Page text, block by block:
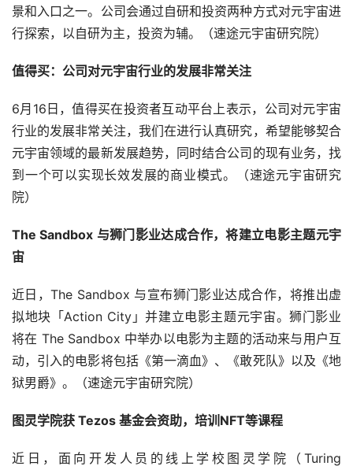
近日，苹果有关“智能指环”的新专利通过了授权。苹果公司
在授权专利中表示：“用电脑鼠标和其他输入配件来控制普
难了。在这些环境中，力反馈手套可以用来控制虚拟物体，
反馈。”
因此，该专利的20名发明家提出了一种“指环外观设备”来解
决这一痛点，他们将会在小小的指环中会塞入力传感器、超
称：“当用户正在AR、VR环境时，手指设备可用于收集手指
传出的指令，它能在用户面前创造一个AR虚拟键盘，当用
户进行打字动作时，系统就会输出相应的内容。”（速途元
宇宙研究院）
巨人网络：4款在研产品均已启动测试，元宇宙将作为长期
布局方向之一
品，包括征途系列产品和《球球大作战》表现稳定，四款在
研产品均已启动测试：《原始征途》 、《Super Sus》、